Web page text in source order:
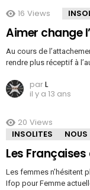
16 Views
Aimer change
Au cours de
rendre plus réceptif à
parL
il y a 13 ans
20 Views
INSOLITES
NOUS
Les
Les femmes n’hésitent
Ifop pour Femme